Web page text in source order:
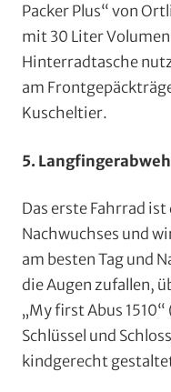
Packer Plus“ von
mit 30 Liter
Hinterradtasche
am
Kuscheltier.
5.
Das erste Fahrrad ist
Nachwuchses und
am besten Tag und
die Augen zufallen,
„My first Abus
Schlüssel und
kindgerecht